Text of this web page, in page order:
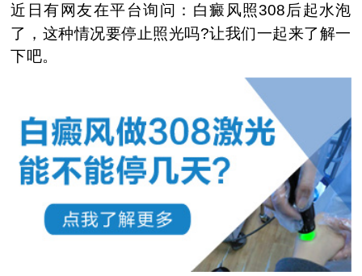
近日有网友在平台询问：白癜风照308后起水泡
了，这种情况要停止照光吗?让我们一起来了解一
下吧。